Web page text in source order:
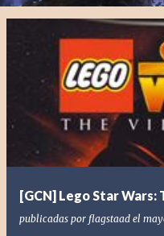
[GCN] Lego Star Wars:
publicadas por flagstaad el